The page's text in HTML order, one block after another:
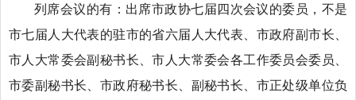
列席会议的有：出席市政协七届四次会议的委员，不是
市七届人大代表的驻市的省六届人大代表、市政府副市长、
市人大常委会副秘书长、市人大常委会各工作委员会委员、
市委副秘书长、市政府秘书长、副秘书长、市正处级单位负